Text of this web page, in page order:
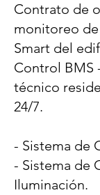
Contrato de
monitoreo
Smart del
Control BMS
técnico
24/7.
- Sistema de
- Sistema de
Iluminación.